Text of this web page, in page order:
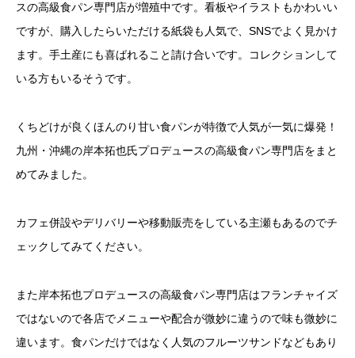
スの高級食パン専門店が増殖中です。看板やイラストもかわいい
ですが、購入したらいただける紙袋も人気で、SNSでよく見かけ
ます。手土産にも喜ばれること請け合いです。コレクションして
いる方もいるそうです。
くちどけが良くほんのり甘い食パンが特徴で人気が一気に爆発！
九州・沖縄の岸本拓也氏プロデュースの高級食パン専門店をまと
めてみました。
カフェ併設やデリバリーや移動販売をしている主瀬もあるのでチ
ェックしてみてください。
また岸本拓也プロデュースの高級食パン専門店はフランチャイズ
ではないので各店でメニューや配合が微妙に違うので味も微妙に
違います。食パンだけではなく人気のフルーツサンドなどもあり